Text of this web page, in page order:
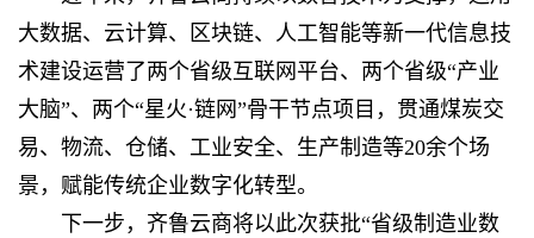
大数据、云计算、区块链、人工智能等新一代信息技
术建设运营了两个省级互联网平台、两个省级“产业
大脑”、两个“星火·链网”骨干节点项目，贯通煤炭交
易、物流、仓储、工业安全、生产制造等20余个场
景，赋能传统企业数字化转型。
下一步，齐鲁云商将以此次获批“省级制造业数